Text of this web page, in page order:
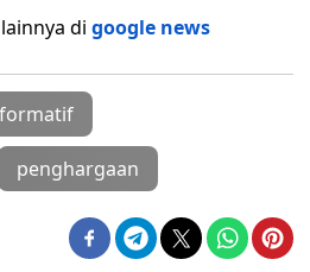
di google news
penghargaan